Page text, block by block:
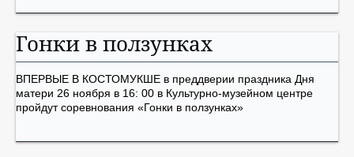
Гонки в ползунках
ВПЕРВЫЕ В КОСТОМУКШЕ в преддверии праздника Дня
матери 26 ноября в 16: 00 в Культурно-музейном центре
пройдут соревнования «Гонки в ползунках»